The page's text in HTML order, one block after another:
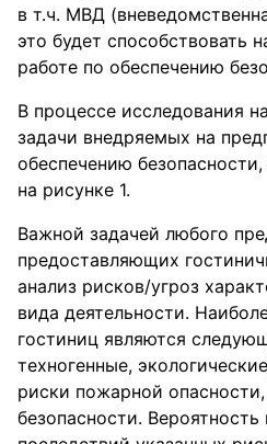
в т.ч. МВД
это будет способствовать
работе по обеспечению
В процессе исследования
задачи внедряемых на
обеспечению
на рисунке 1.
Важной задачей любого
предоставляющих
анализ рисков/угроз
вида деятельности.
гостиниц являются
техногенные,
риски пожарной
безопасности.